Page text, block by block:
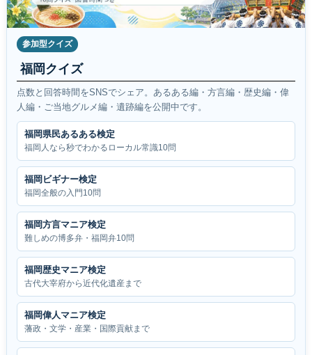
参加型クイズ
福岡クイズ
点数と回答時間をSNSでシェア。あるある編・方言編・歴史編・偉
人編・ご当地グルメ編・遺跡編を公開中です。
福岡県民あるある検定
福岡人なら秒でわかるローカル常識10問
福岡ビギナー検定
福岡全般の入門10問
福岡方言マニア検定
難しめの博多弁・福岡弁10問
福岡歴史マニア検定
古代大宰府から近代化遺産まで
福岡偉人マニア検定
藩政・文学・産業・国際貢献まで